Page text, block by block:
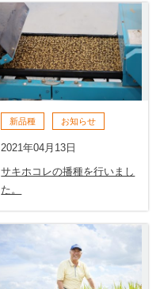
新品種 お知らせ
2021年04月13日
サキホコレの播種を行いまし
た。